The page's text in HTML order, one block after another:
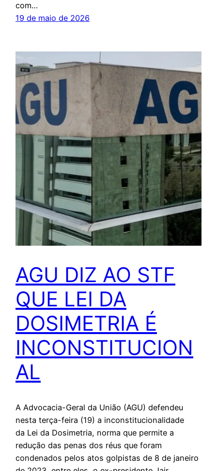
com…
19 de maio de 2026
AGU DIZ AO STF
QUE LEI DA
DOSIMETRIA É
INCONSTITUCION
AL
A Advocacia-Geral da União (AGU) defendeu
nesta terça-feira (19) a inconstitucionalidade
da Lei da Dosimetria, norma que permite a
redução das penas dos réus que foram
condenados pelos atos golpistas de 8 de janeiro